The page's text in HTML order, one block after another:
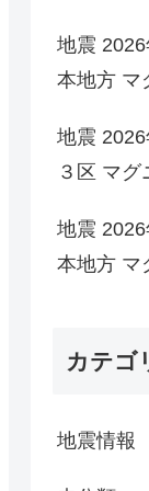
地震
本地方 マ
地震
３区 マ
地震
本地方 マ
カテゴ
地震情報